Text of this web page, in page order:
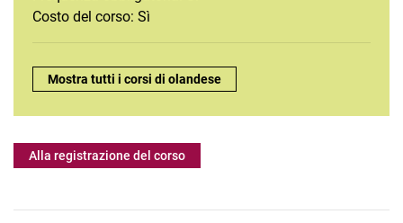
Lavoro giornalistico
Portoghese
Svedese
Spagnolo
Costo del corso: Sì
Panoramica:
Mostra tutti i corsi di olandese
Alla registrazione del corso